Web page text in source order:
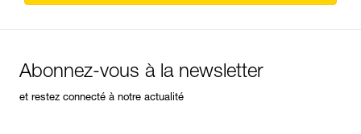
Abonnez-vous à la newsletter
et restez connecté à notre actualité